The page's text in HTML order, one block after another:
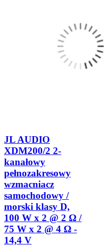
JL AUDIO
XDM200/2 2-
kanałowy
pełnozakresowy
wzmacniacz
samochodowy /
morski klasy D,
100 W x 2 @ 2 Ω /
75 W x 2 @ 4 Ω -
14,4 V